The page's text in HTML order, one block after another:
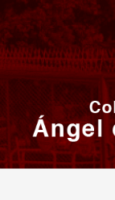
al
contenido